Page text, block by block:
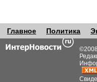
Главное Политика